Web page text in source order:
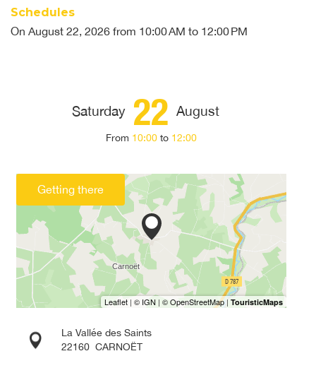
Schedules
On August 22, 2026 from 10:00 AM to 12:00 PM
Saturday 22 August
From 10:00 to 12:00
Getting there
La Vallée des Saints
22160 CARNOËT